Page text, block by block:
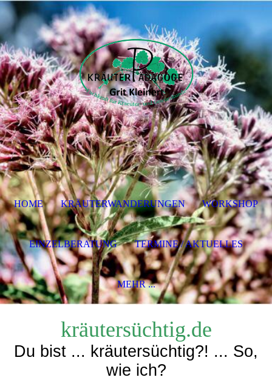
kräutersüchtig.de
Du bist ... kräutersüchtig?! ... So,
wie ich?
HOME KRÄUTERWANDERUNGEN WORKSHOP
EINZELBERATUNG TERMINE / AKTUELLES
MEHR ...